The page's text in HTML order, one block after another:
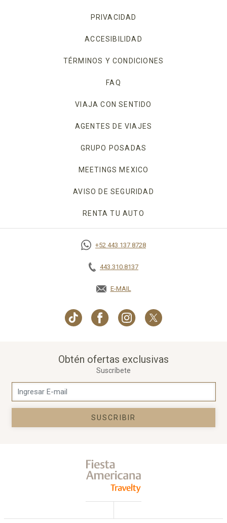
PRIVACIDAD
ACCESIBILIDAD
TÉRMINOS Y CONDICIONES
FAQ
VIAJA CON SENTIDO
AGENTES DE VIAJES
GRUPO POSADAS
MEETINGS MEXICO
AVISO DE SEGURIDAD
RENTA TU AUTO
+52 443 137 8728
443.310.8137
E-MAIL
Obtén ofertas exclusivas
Suscríbete
SUSCRIBIR